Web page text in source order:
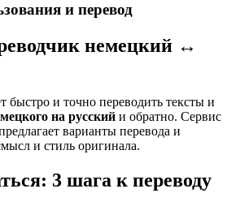
и перевод
немецкий ↔
быстро и точно переводить тексты и
на русский и обратно. Сервис
варианты перевода и
и стиль оригинала.
3 шага к переводу